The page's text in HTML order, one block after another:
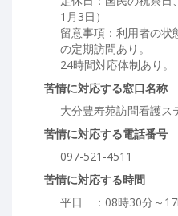
1月3日）
留意事項：利用者の状
の定期訪問あり。
24時間対応体制あり。
苦情に対応する窓口名称
大分豊寿苑訪問看護ス
苦情に対応する電話番号
097-521-4511
苦情に対応する時間
平日 ：08時30分～17